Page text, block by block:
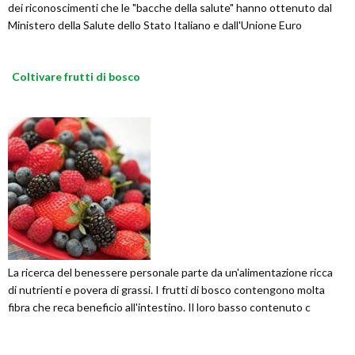
dei riconoscimenti che le "bacche della salute" hanno ottenuto dal
Ministero della Salute dello Stato Italiano e dall'Unione Euro
Coltivare frutti di bosco
La ricerca del benessere personale parte da un'alimentazione ricca
di nutrienti e povera di grassi. I frutti di bosco contengono molta
fibra che reca beneficio all'intestino. Il loro basso contenuto c